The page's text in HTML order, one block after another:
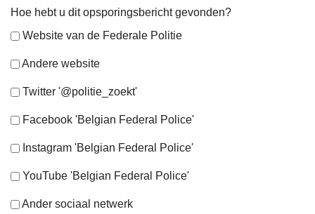
Hoe hebt u dit opsporingsbericht gevonden?
Website van de Federale Politie
Andere website
Twitter '@politie_zoekt'
Facebook 'Belgian Federal Police'
Instagram 'Belgian Federal Police'
YouTube 'Belgian Federal Police'
Ander sociaal netwerk